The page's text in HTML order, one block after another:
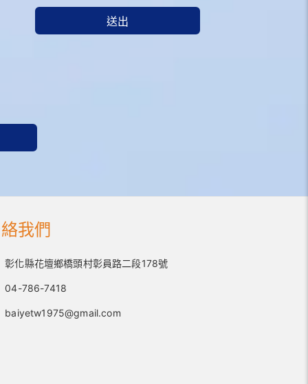
送出
我們
彰化縣花壇鄉橋頭村彰員路二段178號
04-786-7418
baiyetw1975@gmail.com